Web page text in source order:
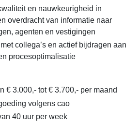
en nauwkeurigheid in
overdracht van informatie naar
agenten en vestigingen
collega’s en actief bijdragen aan
procesoptimalisatie
€ 3.000,- tot € 3.700,- per maand
volgens cao
40 uur per week